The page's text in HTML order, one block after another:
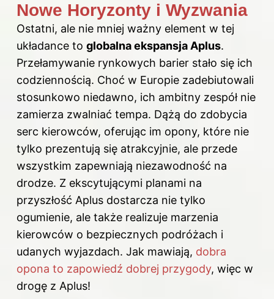
Nowe Horyzonty i Wyzwania
Ostatni, ale nie mniej ważny element w tej
układance to globalna ekspansja Aplus.
Przełamywanie rynkowych barier stało się ich
codziennością. Choć w Europie zadebiutowali
stosunkowo niedawno, ich ambitny zespół nie
zamierza zwalniać tempa. Dążą do zdobycia
serc kierowców, oferując im opony, które nie
tylko prezentują się atrakcyjnie, ale przede
wszystkim zapewniają niezawodność na
drodze. Z ekscytującymi planami na
przyszłość Aplus dostarcza nie tylko
ogumienie, ale także realizuje marzenia
kierowców o bezpiecznych podróżach i
udanych wyjazdach. Jak mawiają, dobra
opona to zapowiedź dobrej przygody, więc w
drogę z Aplus!